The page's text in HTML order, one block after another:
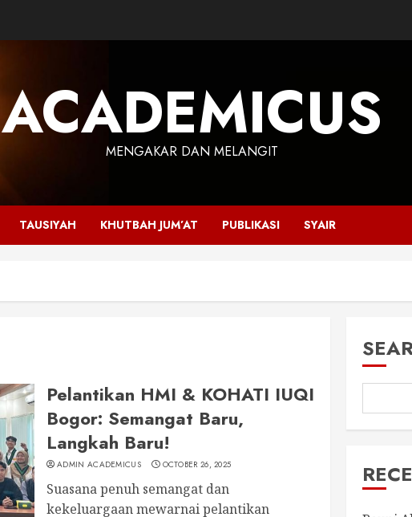
ACADEMICUS
MENGAKAR DAN MELANGIT
TAUSIYAH KHUTBAH JUM’AT PUBLIKASI SYAIR
Pelantikan HMI & KOHATI IUQI
Bogor: Semangat Baru,
Langkah Baru!
ADMIN ACADEMICUS OCTOBER 26, 2025
Suasana penuh semangat dan
kekeluargaan mewarnai pelantikan